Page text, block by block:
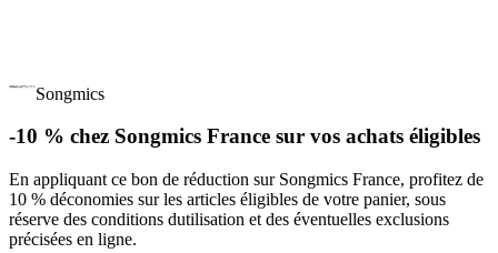
Songmics
-10 % chez Songmics France sur vos achats éligibles
En appliquant ce bon de réduction sur Songmics France, profitez de
10 % déconomies sur les articles éligibles de votre panier, sous
réserve des conditions dutilisation et des éventuelles exclusions
précisées en ligne.